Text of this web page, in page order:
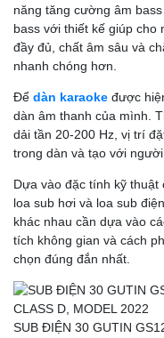
năng tăng cường âm
bass với thiết kế giúp
đầy đủ, chất âm sâu và
nhanh chóng hơn.
Để dàn karaoke được
dàn âm thanh của mình.
dải tần 20-200 Hz, vị trí
trong dàn và tạo với
Dựa vào đặc tính kỹ thuật
loa sub hơi và loa sub
khác nhau cần dựa vào
tích không gian và cách
chọn đúng đắn nhất.
SUB ĐIỆN 30 GUTIN